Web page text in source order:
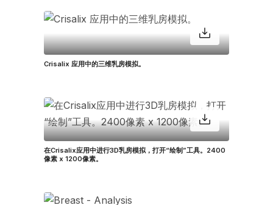
Crisalix 应用中的三维乳房模拟。
在Crisalix应用中进行3D乳房模拟，打开“绘制”工具。2400
像素 x 1200像素。